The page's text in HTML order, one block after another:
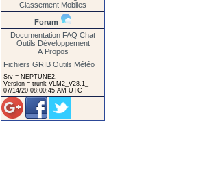
Classement Mobiles
Forum
Documentation FAQ Chat
Outils Développement
A Propos
Fichiers GRIB Outils Météo
Srv = NEPTUNE2.
Version = trunk VLM2_V28.1_
07/14/20 08:00:45 AM UTC